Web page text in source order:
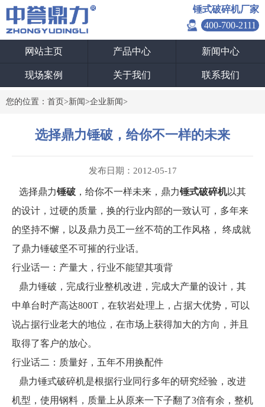
锤式破碎机厂家
400-700-2111
网站主页 产品中心 新闻中心
现场案例 关于我们 联系我们
您的位置： 首页>新闻>企业新闻>
选择鼎力锤破，给你不一样的未来
发布日期：2012-05-17
选择鼎力锤破 ，给你不一样未来，鼎力锤式破碎机以其
的设计，过硬的质量，换的行业内部的一致认可，多年来
的坚持不懈，以及鼎力员工一丝不苟的工作风格， 终成就
了鼎力锤破坚不可摧的行业话。
行业话一：产量大，行业不能望其项背
鼎力锤破，完成行业整机改进，完成大产量的设计，其
中单台时产高达800T，在软岩处理上，占据大优势，可以
说占据行业老大的地位，在市场上获得加大的方向，并且
取得了客户的放心。
行业话二：质量好，五年不用换配件
鼎力锤式破碎机是根据行业同行多年的研究经验，改进
机型，使用钢料，质量上从原来一下子翻了3倍有余，整机